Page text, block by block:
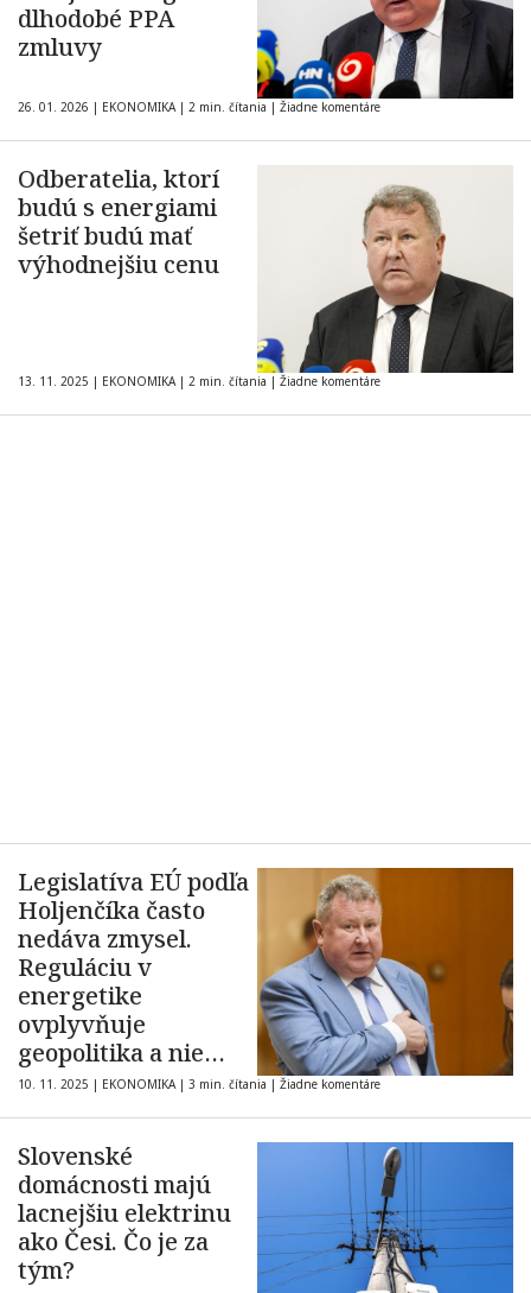
dlhodobé PPA
zmluvy
26. 01. 2026 | EKONOMIKA | 2 min. čítania | Žiadne komentáre
Odberatelia, ktorí
budú s energiami
šetriť budú mať
výhodnejšiu cenu
13. 11. 2025 | EKONOMIKA | 2 min. čítania | Žiadne komentáre
Legislatíva EÚ podľa
Holjenčíka často
nedáva zmysel.
Reguláciu v
energetike
ovplyvňuje
geopolitika a nie
zdravý rozum
10. 11. 2025 | EKONOMIKA | 3 min. čítania | Žiadne komentáre
Slovenské
domácnosti majú
lacnejšiu elektrinu
ako Česi. Čo je za
tým?